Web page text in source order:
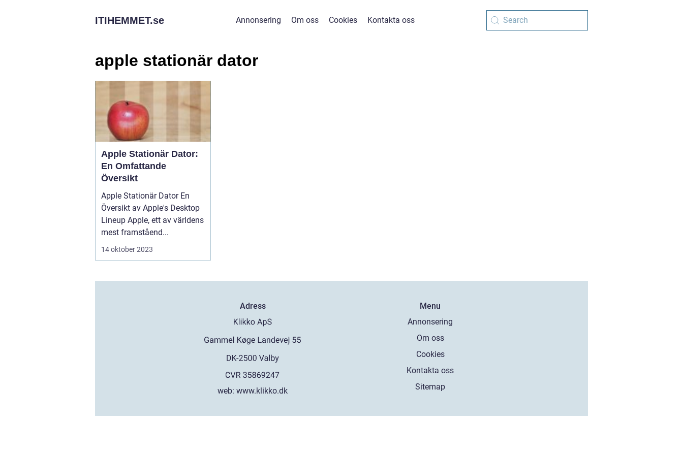
ITIHEMMET.se Annonsering Om oss Cookies Kontakta oss
apple stationär dator
Apple Stationär Dator:
En Omfattande
Översikt
Apple Stationär Dator En
Översikt av Apple's Desktop
Lineup Apple, ett av världens
mest framståend...
14 oktober 2023
Adress
web:www.klikko.dk
Menu
Annonsering
Om oss
Cookies
Kontakta oss
Sitemap